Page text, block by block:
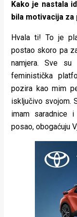
Kako je nastala
bila motivacija
Hvala ti! To je
postao skoro pa
namjera. Sve
feministička
pozira kao mim
isključivo svojom.
imam saradnice
posao, obogaćuju